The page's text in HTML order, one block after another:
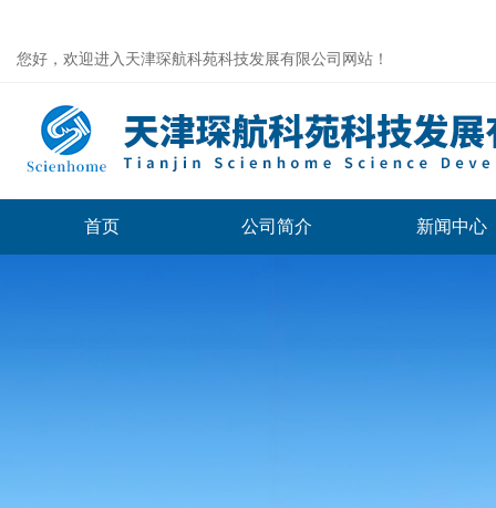
您好，欢迎进入天津琛航科苑科技发展有限公司网站！
首页 公司简介 新闻中心